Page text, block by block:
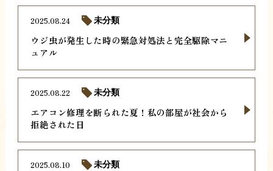
ウジ虫が発生した時の緊急対処法と完全駆除マニ
ュアル
2025.08.24 未分類
エアコン修理を断られた夏！私の部屋が社会から
拒絶された日
2025.08.22 未分類
2025.08.10 未分類